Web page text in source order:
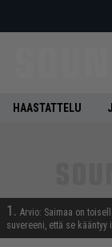
HAASTATTELU
1. Arvio: Saimaa on
suvereeni, että se kääntyy